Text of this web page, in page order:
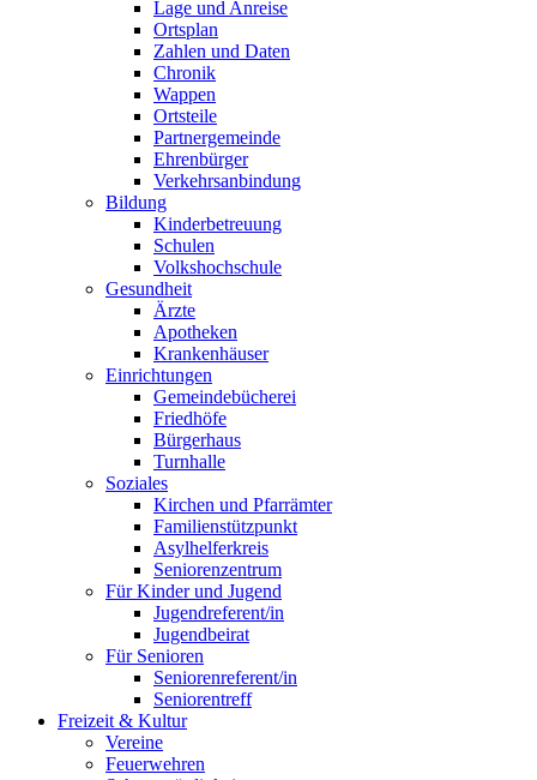
Lage und Anreise
Ortsplan
Zahlen und Daten
Chronik
Wappen
Ortsteile
Partnergemeinde
Ehrenbürger
Verkehrsanbindung
Bildung
Kinderbetreuung
Schulen
Volkshochschule
Gesundheit
Ärzte
Apotheken
Krankenhäuser
Einrichtungen
Gemeindebücherei
Friedhöfe
Bürgerhaus
Turnhalle
Soziales
Kirchen und Pfarrämter
Familienstützpunkt
Asylhelferkreis
Seniorenzentrum
Für Kinder und Jugend
Jugendreferent/in
Jugendbeirat
Für Senioren
Seniorenreferent/in
Seniorentreff
Freizeit & Kultur
Vereine
Feuerwehren